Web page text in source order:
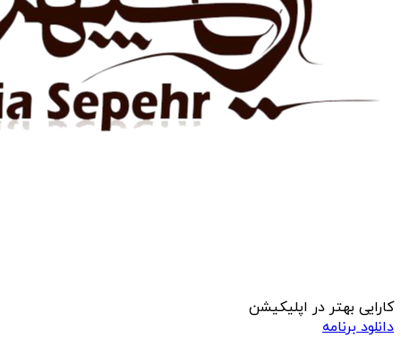
کارایی بهتر در اپلیکیشن
دانلود برنامه